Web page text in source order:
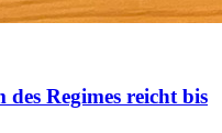
Regimes reicht bis